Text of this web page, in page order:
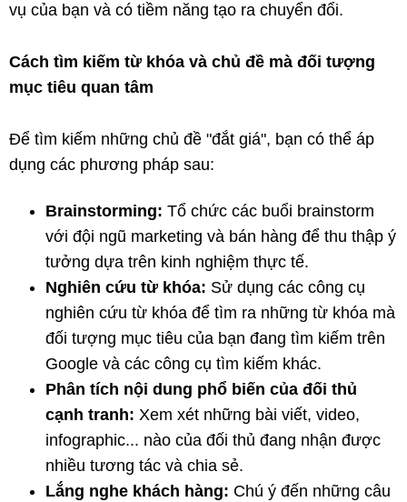
vụ của bạn và có tiềm năng tạo ra chuyển đổi.
Cách tìm kiếm từ khóa và chủ đề mà đối tượng
mục tiêu quan tâm
Để tìm kiếm những chủ đề "đắt giá", bạn có thể áp
dụng các phương pháp sau:
Brainstorming: Tổ chức các buổi brainstorm
với đội ngũ marketing và bán hàng để thu thập ý
tưởng dựa trên kinh nghiệm thực tế.
Nghiên cứu từ khóa: Sử dụng các công cụ
nghiên cứu từ khóa để tìm ra những từ khóa mà
đối tượng mục tiêu của bạn đang tìm kiếm trên
Google và các công cụ tìm kiếm khác.
Phân tích nội dung phổ biến của đối thủ
cạnh tranh: Xem xét những bài viết, video,
infographic... nào của đối thủ đang nhận được
nhiều tương tác và chia sẻ.
Lắng nghe khách hàng: Chú ý đến những câu